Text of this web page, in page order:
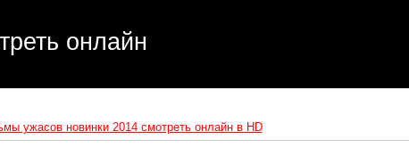
онлайн
ужасов новинки 2014 смотреть онлайн в HD